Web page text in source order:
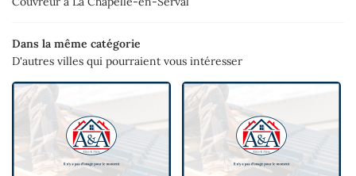
Dans la même catégorie
D'autres villes qui pourraient vous intéresser